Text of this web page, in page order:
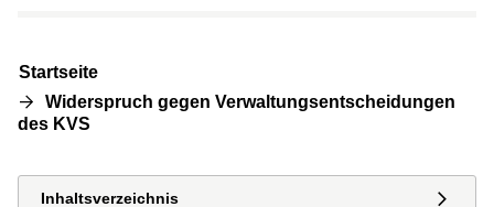
Startseite
Widerspruch gegen Verwaltungsentscheidungen
des KVS
Inhaltsverzeichnis